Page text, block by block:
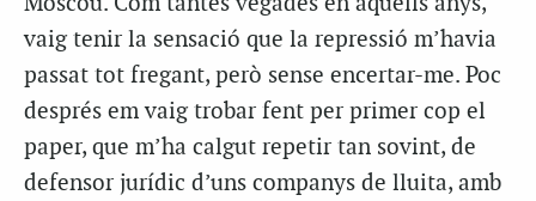
vaig tenir la sensació que la repressió m’havia
passat tot fregant, però sense encertar-me. Poc
després em vaig trobar fent per primer cop el
paper, que m’ha calgut repetir tan sovint, de
defensor jurídic d’uns companys de lluita, amb